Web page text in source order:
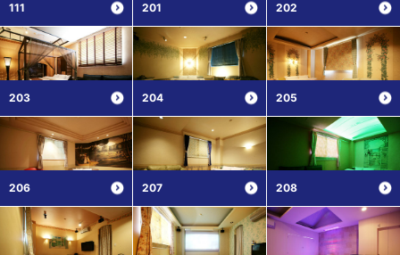
111 201 202
203 204 205
206 207 208